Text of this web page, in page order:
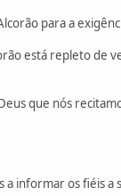
para a
está repleto de
que nós
informar os fiéis a